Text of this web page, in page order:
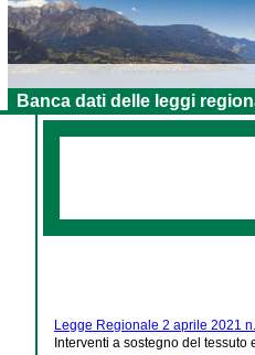
Banca dati delle leggi
Legge Regionale 2 aprile 2021
Interventi a sostegno del tessuto